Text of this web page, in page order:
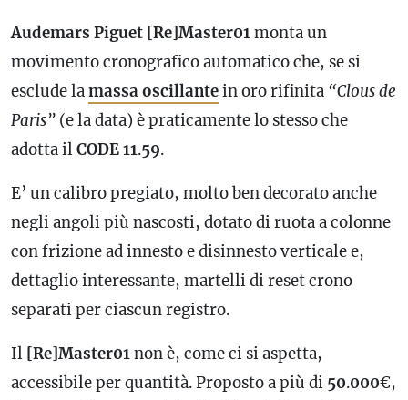
Audemars Piguet [Re]Master01monta un
movimento cronografico automatico che, se si
esclude lamassa oscillantein oro rifinita “Clous de
Paris” (e la data) è praticamente lo stesso che
adotta ilCODE11.59.
E’ uncalibropregiato, molto ben decorato anche
negli angoli più nascosti, dotato di ruota a colonne
con frizione ad innesto e disinnesto verticale e,
dettaglio interessante, martelli di reset crono
separati per ciascun registro.
Il [Re]Master01non è, come ci si aspetta,
accessibile per quantità. Proposto a più di 50.000€,